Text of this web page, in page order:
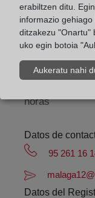
Cerrojo, 17 -
Horario:
Agosto: De
horas
Datos de
95 261 16
Datos del
erabiltzen ditu.
informazio
ditzakezu "Onartu"
uko egin botoia
Aukeratu nahi